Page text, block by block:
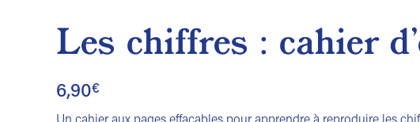
Les chiffres : cahier
6,90€